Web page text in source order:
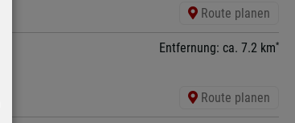
Route planen
Entfernung: ca. 7.2 km*
Route planen